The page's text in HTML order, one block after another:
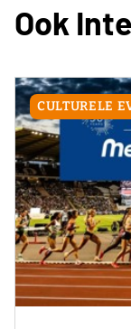
Ook
CULTURELE